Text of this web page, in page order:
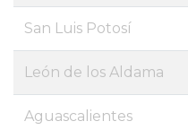
San Luis Potosí
León de los Aldama
Aguascalientes